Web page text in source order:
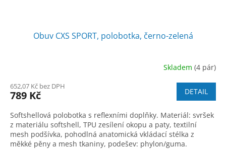
Obuv CXS SPORT, polobotka, černo-zelená
Skladem (4 pár)
652,07 Kč bez DPH
789 Kč DETAIL
Softshellová polobotka s reflexními doplňky. Materiál: svršek
z materiálu softshell, TPU zesílení okopu a paty, textilní
mesh podšívka, pohodlná anatomická vkládací stélka z
měkké pěny a mesh tkaniny, podešev: phylon/guma.